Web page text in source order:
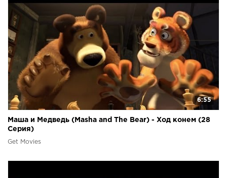
6:55
Маша и Медведь (Masha and The Bear) - Ход конем (28
Серия)
Get Movies